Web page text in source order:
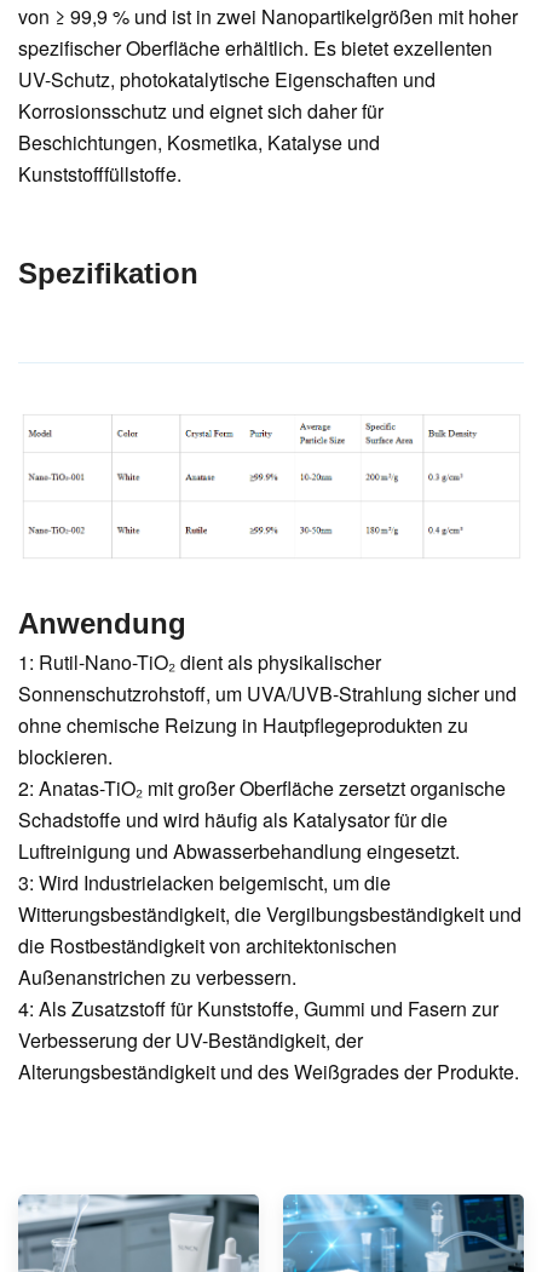
von ≥ 99,9 % und ist in zwei Nanopartikelgrößen mit hoher
spezifischer Oberfläche erhältlich. Es bietet exzellenten
UV-Schutz, photokatalytische Eigenschaften und
Korrosionsschutz und eignet sich daher für
Beschichtungen, Kosmetika, Katalyse und
Kunststofffüllstoffe.
Spezifikation
Anwendung
1: Rutil-Nano-TiO₂ dient als physikalischer
Sonnenschutzrohstoff, um UVA/UVB-Strahlung sicher und
ohne chemische Reizung in Hautpflegeprodukten zu
blockieren.
2: Anatas-TiO₂ mit großer Oberfläche zersetzt organische
Schadstoffe und wird häufig als Katalysator für die
Luftreinigung und Abwasserbehandlung eingesetzt.
3: Wird Industrielacken beigemischt, um die
Witterungsbeständigkeit, die Vergilbungsbeständigkeit und
die Rostbeständigkeit von architektonischen
Außenanstrichen zu verbessern.
4: Als Zusatzstoff für Kunststoffe, Gummi und Fasern zur
Verbesserung der UV-Beständigkeit, der
Alterungsbeständigkeit und des Weißgrades der Produkte.